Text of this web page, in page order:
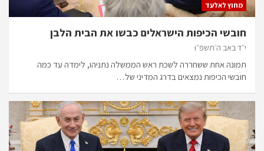
מחוץ לאלעד
חובשי הכיפות הישראלים כבשו את הבית הלבן
י״ד באב ה׳תשפ״ו
תמונה אחת ששחררה לשכת ראש הממשלה נתניהו, לימדה עד כמה
חובשי הכיפות נמצאים בדרג המדיני של…